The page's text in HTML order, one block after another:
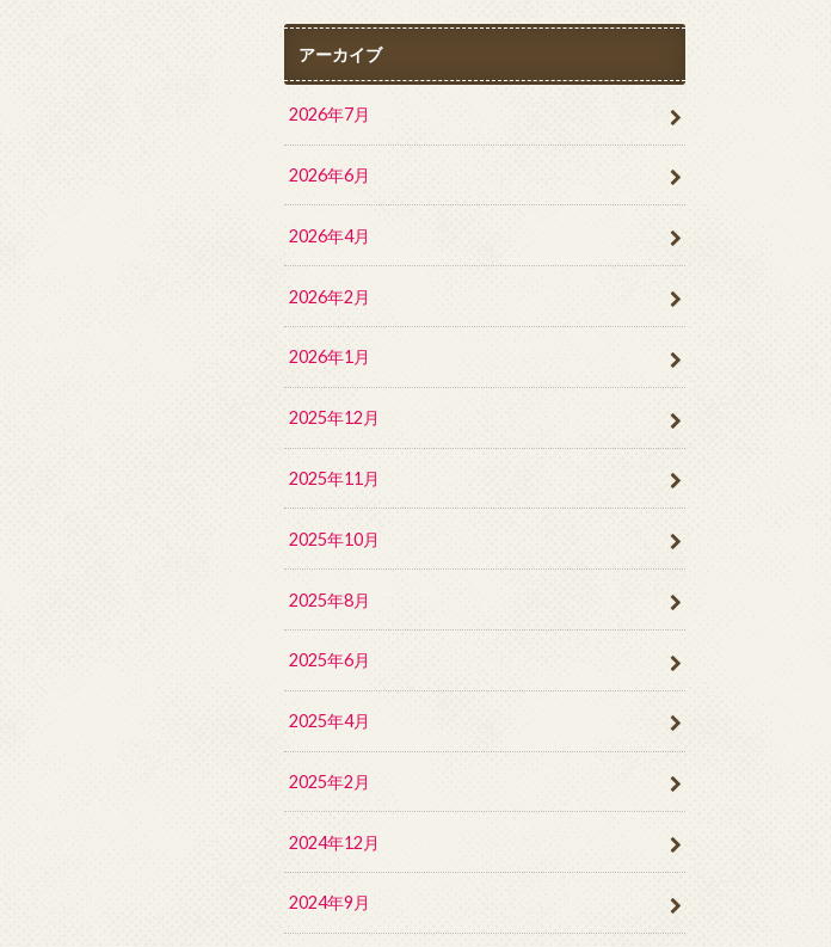
アーカイブ
2026年7月
2026年6月
2026年4月
2026年2月
2026年1月
2025年12月
2025年11月
2025年10月
2025年8月
2025年6月
2025年4月
2025年2月
2024年12月
2024年9月